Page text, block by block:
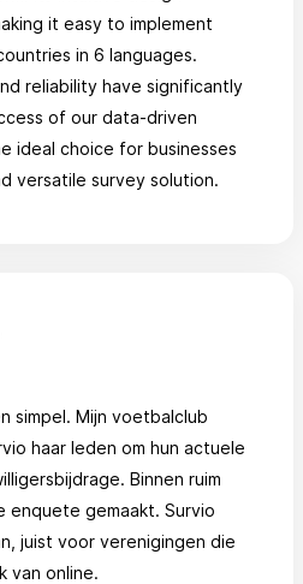
it easy to implement
in 6 languages.
reliability have significantly
of our data-driven
ideal choice for businesses
versatile survey solution.
simpel. Mijn voetbalclub
haar leden om hun actuele
Binnen ruim
enquete gemaakt. Survio
juist voor verenigingen die
van online.